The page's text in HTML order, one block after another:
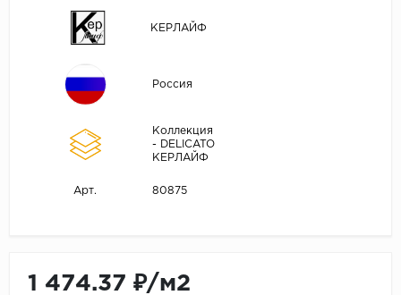
КЕРЛАЙФ
Россия
Коллекция
- DELICATO
КЕРЛАЙФ
Арт. 80875
1 474.37 ₽/м2